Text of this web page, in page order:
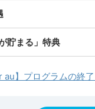
貯まる」特典
au】プログラムの終